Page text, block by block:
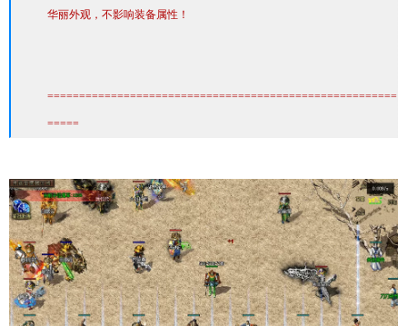
华丽外观，不影响装备属性！
=======================================================
=====